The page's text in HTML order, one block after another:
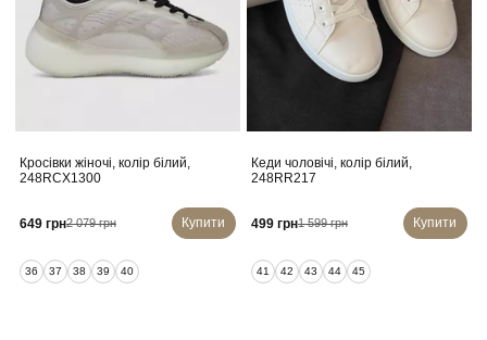
Кросівки жіночі, колір білий,
248RCX1300
649 грн2 079 грн Купити
36 37 38 39 40
Кеди чоловічі, колір білий,
248RR217
499 грн1 599 грн Купити
41 42 43 44 45